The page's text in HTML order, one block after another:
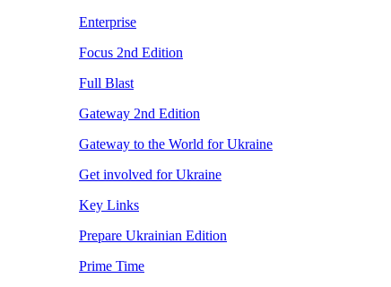
Enterprise
Focus 2nd Edition
Full Blast
Gateway 2nd Edition
Gateway to the World for Ukraine
Get involved for Ukraine
Key Links
Prepare Ukrainian Edition
Prime Time